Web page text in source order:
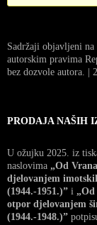
Sadržaji objavljeni na
autorskim pravima
bez dozvole autora. |
PRODAJA NAŠIH
U ožujku 2025. iz
naslovima „Od
djelovanjem
(1944.-1951.)” i
otpor djelovanjem
(1944.-1948.)”